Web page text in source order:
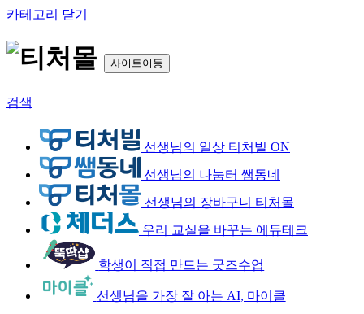
카테고리 닫기
사이트이동
검색
선생님의 일상 티처빌 ON
선생님의 나눔터 쌤동네
선생님의 장바구니 티처몰
우리 교실을 바꾸는 에듀테크
학생이 직접 만드는 굿즈수업
선생님을 가장 잘 아는 AI, 마이클